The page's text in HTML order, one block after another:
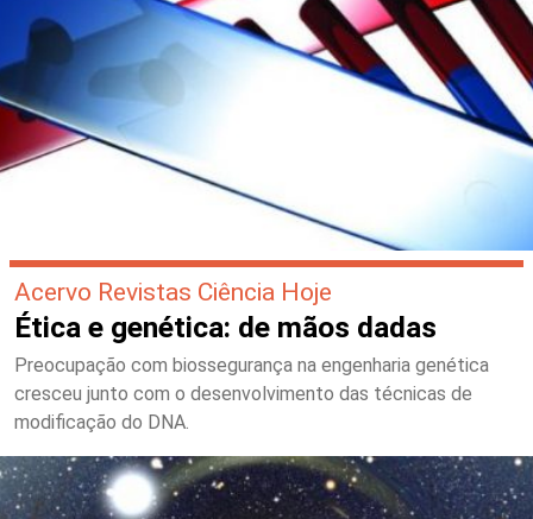
Acervo Revistas Ciência Hoje
Ética e genética: de mãos dadas
Preocupação com biossegurança na engenharia genética
cresceu junto com o desenvolvimento das técnicas de
modificação do DNA.